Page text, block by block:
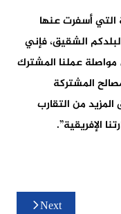
التي أسفرت عنها
لبلدكم الشقيق، فإني
عملنا المشترك
المشتركة
من التقارب
الإفريقية”.
Next